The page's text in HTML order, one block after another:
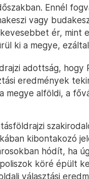
Ennél
vagy
ér, mint
ki a megye,
adottság, hogy
eredmények
megye alföldi, a
kibontakozó
hódít, ha
köré épült
választási